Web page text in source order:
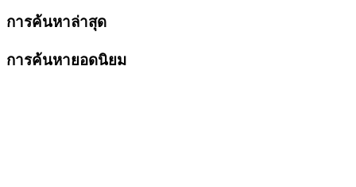
การค้นหาล่าสุด
การค้นหายอดนิยม